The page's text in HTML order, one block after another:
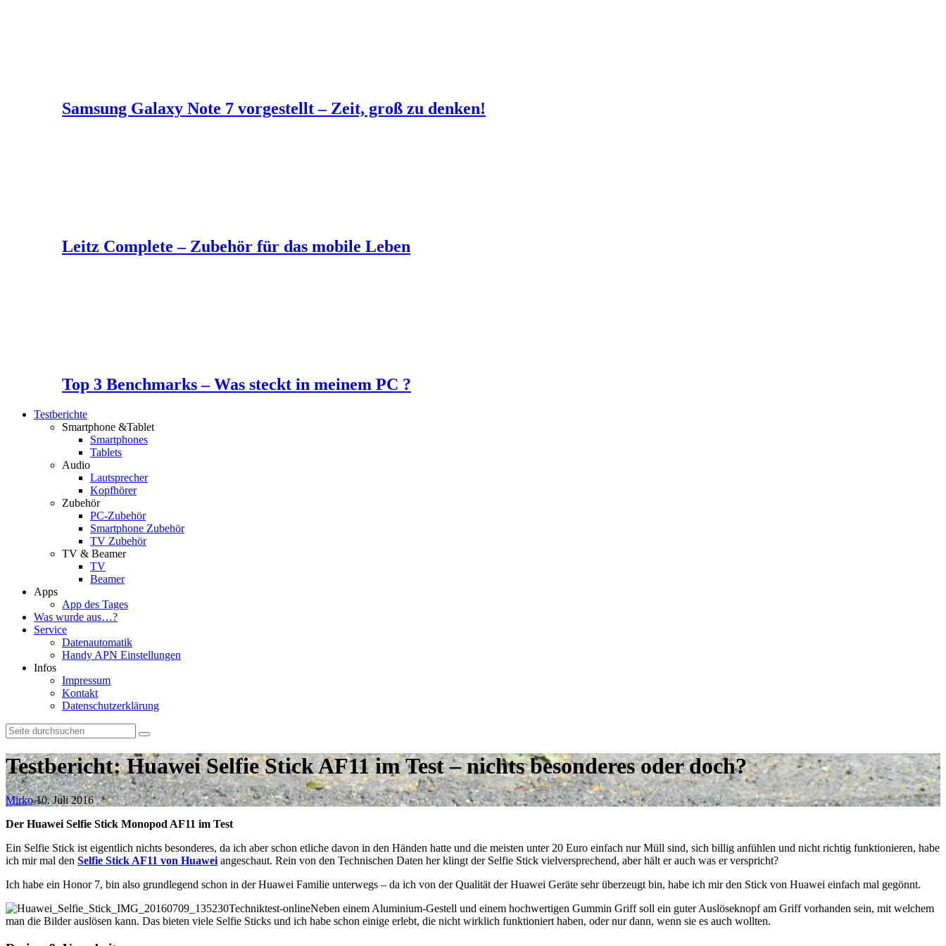
Samsung Galaxy Note 7 vorgestellt – Zeit, groß zu denken!
Leitz Complete – Zubehör für das mobile Leben
Top 3 Benchmarks – Was steckt in meinem PC ?
Testberichte
Smartphone &Tablet
Smartphones
Tablets
Audio
Lautsprecher
Kopfhörer
Zubehör
PC-Zubehör
Smartphone Zubehör
TV Zubehör
TV & Beamer
TV
Beamer
Apps
App des Tages
Was wurde aus…?
Service
Datenautomatik
Handy APN Einstellungen
Infos
Impressum
Kontakt
Datenschutzerklärung
Testbericht: Huawei Selfie Stick AF11 im Test – nichts besonderes oder doch?
Mirko 10. Juli 2016
Der Huawei Selfie Stick Monopod AF11 im Test
Ein Selfie Stick ist eigentlich nichts besonderes, da ich aber schon etliche davon in den Händen hatte und die meisten unter 20 Euro einfach nur Müll sind, sich billig anfühlen und nicht richtig funktionieren, habe
ich mir mal den Selfie Stick AF11 von Huawei angeschaut. Rein von den Technischen Daten her klingt der Selfie Stick vielversprechend, aber hält er auch was er verspricht?
Ich habe ein Honor 7, bin also grundlegend schon in der Huawei Familie unterwegs – da ich von der Qualität der Huawei Geräte sehr überzeugt bin, habe ich mir den Stick von Huawei einfach mal gegönnt.
Neben einem Aluminium-Gestell und einem hochwertigen Gummin Griff soll ein guter Auslöseknopf am Griff vorhanden sein, mit welchem
man die Bilder auslösen kann. Das bieten viele Selfie Sticks und ich habe schon einige erlebt, die nicht wirklich funktioniert haben, oder nur dann, wenn sie es auch wollten.